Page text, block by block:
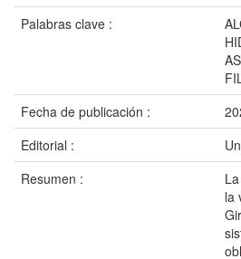
Palabras clave :
Fecha de publicación :
Editorial :
Resumen :
la